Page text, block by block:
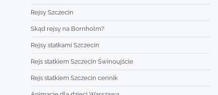
Rejsy Szczecin
Skąd rejsy na Bornholm?
Rejsy statkami Szczecin
Rejs statkiem Szczecin Świnoujście
Rejs statkiem Szczecin cennik